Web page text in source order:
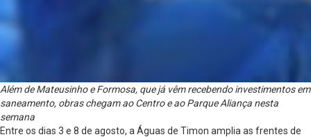
Além de Mateusinho e Formosa, que já vêm recebendo investimentos em
saneamento, obras chegam ao Centro e ao Parque Aliança nesta
semana
Entre os dias 3 e 8 de agosto, a Águas de Timon amplia as frentes de